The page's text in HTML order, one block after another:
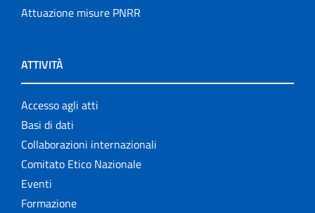
Attuazione misure PNRR
ATTIVITÀ
Accesso agli atti
Basi di dati
Collaborazioni internazionali
Comitato Etico Nazionale
Eventi
Formazione